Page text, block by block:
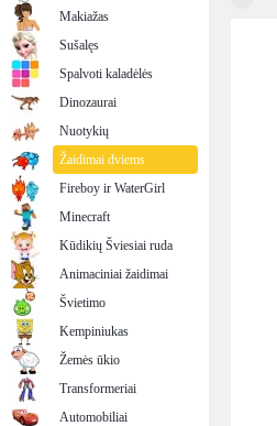
Makiažas
Sušalęs
Spalvoti kaladėlės
Dinozaurai
Nuotykių
Žaidimai dviems
Fireboy ir WaterGirl
Minecraft
Kūdikių Šviesiai ruda
Animaciniai žaidimai
Švietimo
Kempiniukas
Žemės ūkio
Transformeriai
Automobiliai